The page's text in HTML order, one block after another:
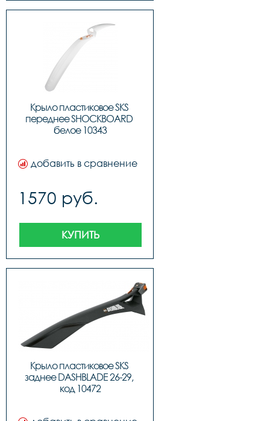
Крыло пластиковое SKS
переднее SHOCKBOARD
белое 10343
добавить в сравнение
1570 руб.
КУПИТЬ
Крыло пластиковое SKS
заднее DASHBLADE 26-29,
код 10472